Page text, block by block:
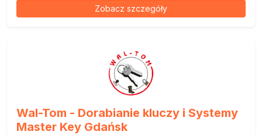
Zobacz szczegóły
Wal-Tom - Dorabianie kluczy i Systemy
Master Key Gdańsk